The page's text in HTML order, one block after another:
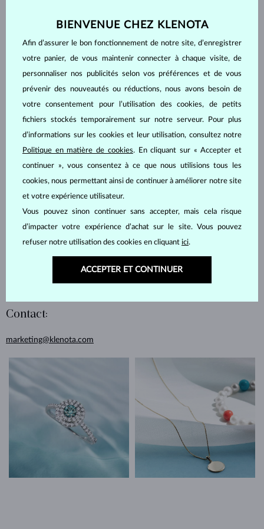
des photos incluant des modèles, ainsi que des clichés
thématiques ;
prêter des produits pour la photographie éditoriale ;
partager nos connaissances pour l’élaboration d’articles sur
fournir un bijou pour l’organisation d’un concours.
Pour les blogueurs et les influenceurs
instagrameurs et les autres influenceurs. Notre équipe recherche
toutes sortes de personnalités singulières, de modèles et de
photographes ayant pour passion la mode et la joaillerie.
Les types de collaboration que nous proposons :
Échange d’une promotion contre un bijou et promotion
Contact:
marketing@klenota.com
BIENVENUE CHEZ KLENOTA
Afin d’assurer le bon fonctionnement de notre site, d’enregistrer
votre panier, de vous maintenir connecter à chaque visite, de
personnaliser nos publicités selon vos préférences et de vous
prévenir des nouveautés ou réductions, nous avons besoin de
votre consentement pour l’utilisation des cookies, de petits
fichiers stockés temporairement sur notre serveur. Pour plus
d’informations sur les cookies et leur utilisation, consultez notre
Politique en matière de cookies. En cliquant sur « Accepter et
continuer », vous consentez à ce que nous utilisions tous les
cookies, nous permettant ainsi de continuer à améliorer notre site
et votre expérience utilisateur.
Vous pouvez sinon continuer sans accepter, mais cela risque
d’impacter votre expérience d’achat sur le site. Vous pouvez
refuser notre utilisation des cookies en cliquant ici.
ACCEPTER ET CONTINUER